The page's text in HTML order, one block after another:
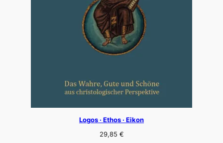
Logos · Ethos · Eikon
29,85 €